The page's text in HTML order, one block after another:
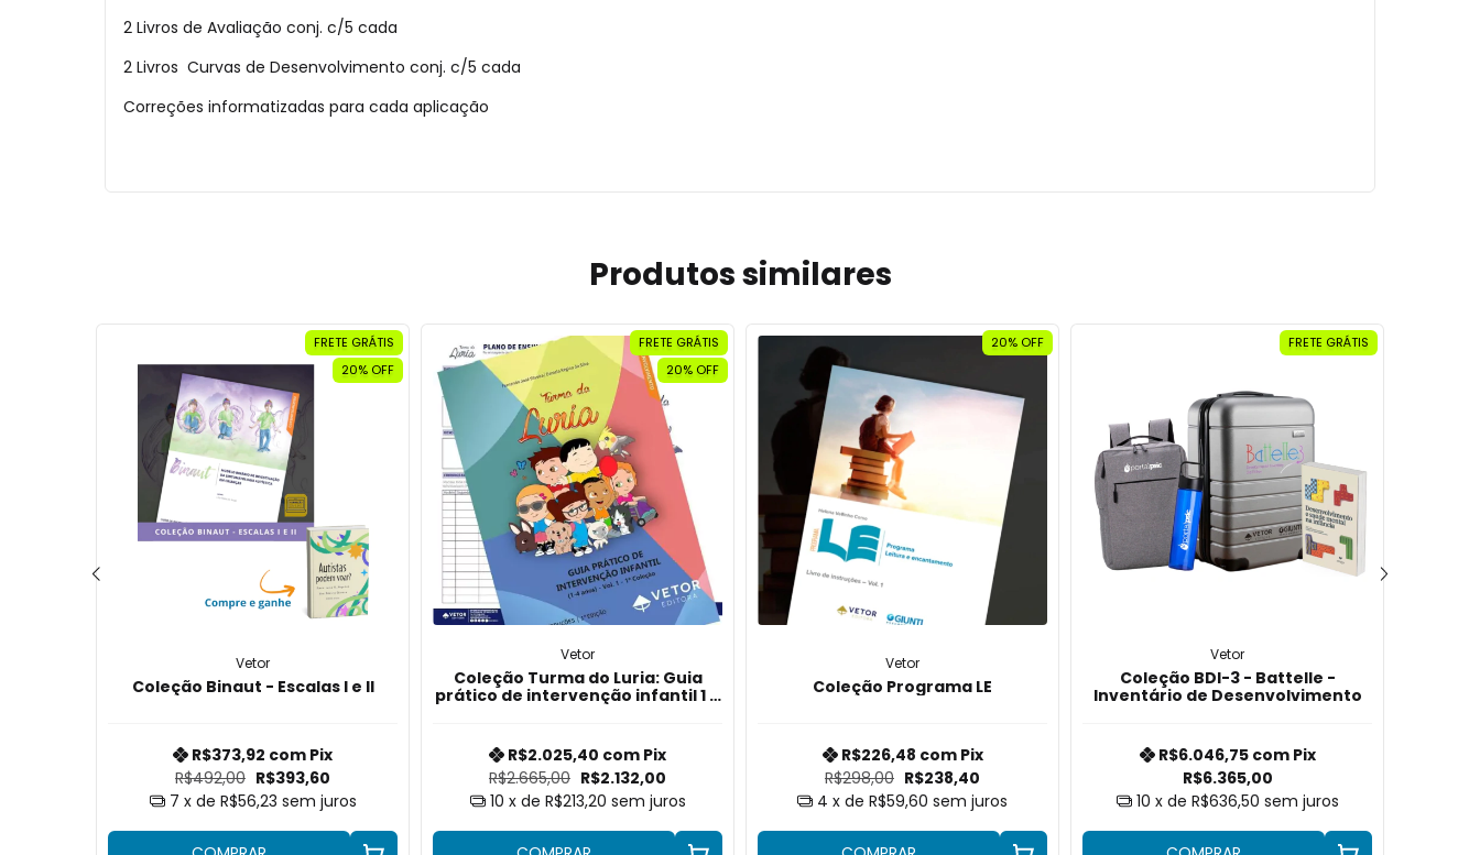
2 Livros de Avaliação conj. c/5 cada
2 Livros Curvas de Desenvolvimento conj. c/5 cada
Correções informatizadas para cada aplicação
Produtos similares
FRETE GRÁTIS
20% OFF
Vetor
Coleção Binaut - Escalas I e II
R$492,00 R$393,60
R$373,92 com Pix
7 x de R$56,23 sem juros
FRETE GRÁTIS
20% OFF
Vetor
Coleção Turma do Luria: Guia
prático de intervenção infantil 1 a
R$2.665,00 R$2.132,00
R$2.025,40 com Pix
10 x de R$213,20 sem juros
20% OFF
Vetor
Coleção Programa LE
R$298,00 R$238,40
R$226,48 com Pix
4 x de R$59,60 sem juros
FRETE GRÁTIS
Vetor
Coleção BDI-3 - Battelle -
Inventário de Desenvolvimento
R$6.365,00
R$6.046,75 com Pix
10 x de R$636,50 sem juros